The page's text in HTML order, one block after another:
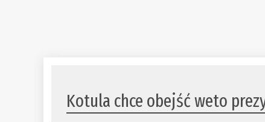
Kotula chce obejść weto